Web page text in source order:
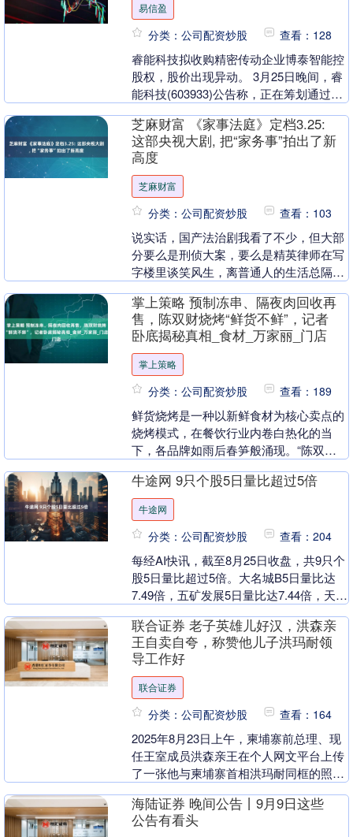
易信盈
分类：公司配资炒股 查看：128
睿能科技拟收购精密传动企业博泰智能控
股权，股价出现异动。 3月25日晚间，睿
能科技(603933)公告称，正在筹划通过发
博泰....
芝麻财富 《家事法庭》定档3.25:
这部央视大剧, 把“家务事”拍出了新
高度
芝麻财富
分类：公司配资炒股 查看：103
说实话，国产法治剧我看了不少，但大部
分要么是刑侦大案，要么是精英律师在写
字楼里谈笑风生，离普通人的生活总隔着
我才突然意识到....
掌上策略 预制冻串、隔夜肉回收再
售，陈双财烧烤“鲜货不鲜”，记者
卧底揭秘真相_食材_万家丽_门店
掌上策略
分类：公司配资炒股 查看：189
鲜货烧烤是一种以新鲜食材为核心卖点的
烧烤模式，在餐饮行业内卷白热化的当
下，各品牌如雨后春笋般涌现。“陈双财
夜”的口号，7个月....
牛途网 9只个股5日量比超过5倍
牛途网
分类：公司配资炒股 查看：204
每经AI快讯，截至8月25日收盘，共9只个
股5日量比超过5倍。大名城B5日量比达
7.49倍，五矿发展5日量比达7.44倍，天融
联合证券 老子英雄儿好汉，洪森亲
王自卖自夸，称赞他儿子洪玛耐领
导工作好
联合证券
分类：公司配资炒股 查看：164
2025年8月23日上午，柬埔寨前总理、现
任王室成员洪森亲王在个人网文平台上传
了一张他与柬埔寨首相洪玛耐同框的照
国际机场拍摄....
海陆证券 晚间公告丨9月9日这些
公告有看头